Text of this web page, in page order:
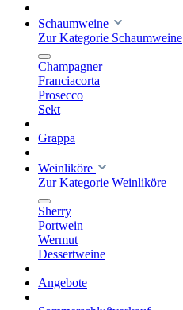
Schaumweine
Zur Kategorie Schaumweine
Champagner
Franciacorta
Prosecco
Sekt
Grappa
Weinliköre
Zur Kategorie Weinliköre
Sherry
Portwein
Wermut
Dessertweine
Angebote